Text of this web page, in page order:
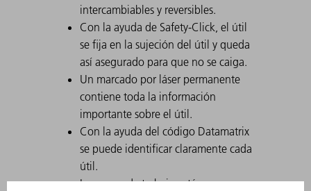
intercambiables y reversibles.
Con la ayuda de Safety-Click, el útil
se fija en la sujeción del útil y queda
así asegurado para que no se caiga.
Un marcado por láser permanente
contiene toda la información
importante sobre el útil.
Con la ayuda del código Datamatrix
se puede identificar claramente cada
útil.
Las zonas de trabajo están